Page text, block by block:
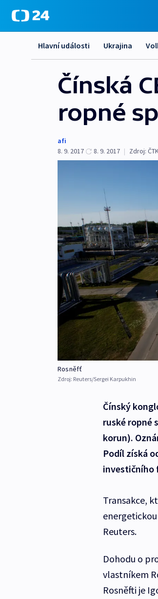
Hlavní události Ukrajina
Čínská
ropné
afi
8. 9. 2017
8. 9. 2017 | Zdroj:
Rosněfť
Zdroj: Reuters/Sergei Karpukhin
Čínský
ruské ropné
korun).
Podíl získá
investičního
Transakce,
Reuters.
Dohodu o
vlastníkem
Rosněfti je